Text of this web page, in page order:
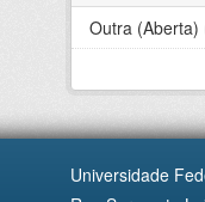
Outra (Aberta)
Universidade